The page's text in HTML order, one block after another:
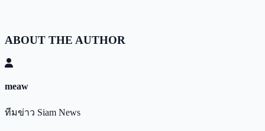
ABOUT THE AUTHOR
meaw
ทีมข่าว Siam News